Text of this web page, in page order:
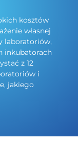
kosztów
własnej
laboratoriów,
inkubatorach
z 12
i
jakiego